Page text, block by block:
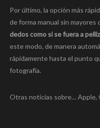
Por último, la opción más
de forma manual sin mayores
dedos como si se fuera a
este modo, de manera
rápidamente hasta el punto
fotografía.
Otras noticias sobre… Apple,